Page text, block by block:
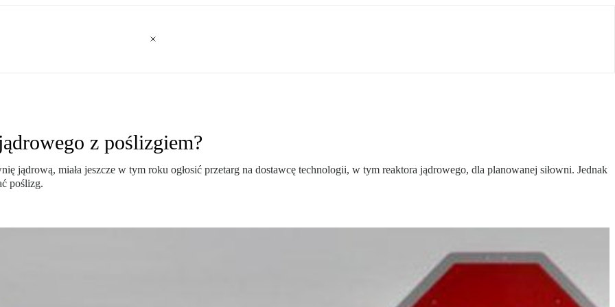
z poślizgiem?
jądrową, miała jeszcze w tym roku ogłosić przetarg na dostawcę technologii, w tym reaktora jądrowego, dla planowanej siłowni. Jednak
poślizg.